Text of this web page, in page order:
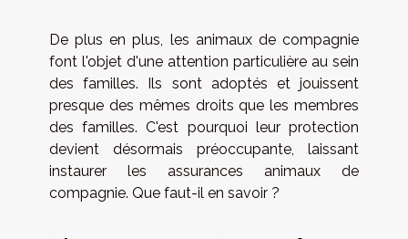
De plus en plus, les animaux de compagnie
font l'objet d'une attention particulière au sein
des familles. Ils sont adoptés et jouissent
presque des mêmes droits que les membres
des familles. C'est pourquoi leur protection
devient désormais préoccupante, laissant
instaurer les assurances animaux de
compagnie. Que faut-il en savoir ?